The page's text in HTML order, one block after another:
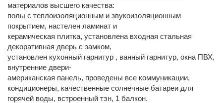
материалов высшего качества:
полы с теплоизоляционным и звукоизоляционным
покрытием, настелен ламинат и
керамическая плитка, установлена входная стальная
декоративная дверь с замком,
установлен кухонный гарнитур , ванный гарнитур, окна ПВХ,
внутренние двери-
американская панель, проведены все коммуникации,
кондиционеры, качественные солнечные батареи для
горячей воды, встроенный тэн, 1 балкон.